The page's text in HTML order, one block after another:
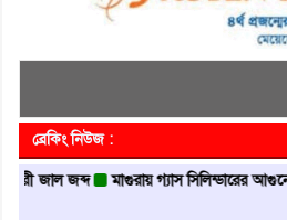
ব্রেকিং নিউজ :
জব্দ মাগুরায় গ্যাস সিলিন্ডারের আগুনে এক